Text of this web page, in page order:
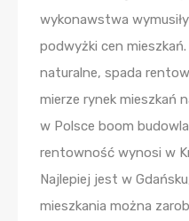
wykonawstwa
podwyżki cen
naturalne, spada
mierze rynek mieszkań
w Polsce boom
rentowność wynosi w
Najlepiej jest w
mieszkania można